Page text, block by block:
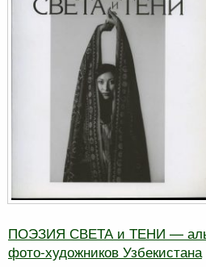
ПОЭЗИЯ СВЕТА и ТЕНИ —
фото-художников Узбекистана